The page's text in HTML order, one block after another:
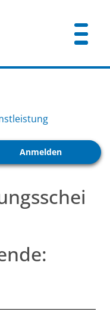
Anmelden